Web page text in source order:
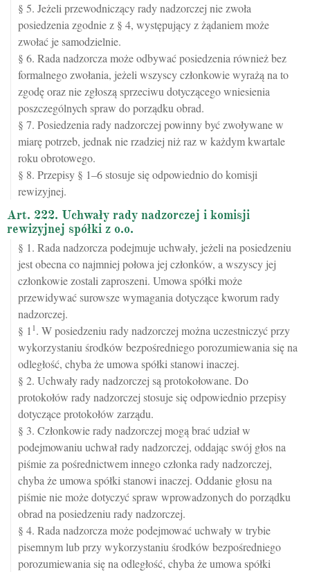
§ 5. Jeżeli przewodniczący rady nadzorczej nie zwoła
posiedzenia zgodnie z § 4, występujący z żądaniem może
zwołać je samodzielnie.
§ 6. Rada nadzorcza może odbywać posiedzenia również bez
formalnego zwołania, jeżeli wszyscy członkowie wyrażą na to
zgodę oraz nie zgłoszą sprzeciwu dotyczącego wniesienia
poszczególnych spraw do porządku obrad.
§ 7. Posiedzenia rady nadzorczej powinny być zwoływane w
miarę potrzeb, jednak nie rzadziej niż raz w każdym kwartale
roku obrotowego.
§ 8. Przepisy § 1–6 stosuje się odpowiednio do komisji
rewizyjnej.
Art. 222. Uchwały rady nadzorczej i komisji
rewizyjnej spółki z o.o.
§ 1. Rada nadzorcza podejmuje uchwały, jeżeli na posiedzeniu
jest obecna co najmniej połowa jej członków, a wszyscy jej
członkowie zostali zaproszeni. Umowa spółki może
przewidywać surowsze wymagania dotyczące kworum rady
nadzorczej.
§ 1 1. W posiedzeniu rady nadzorczej można uczestniczyć przy
wykorzystaniu środków bezpośredniego porozumiewania się na
odległość, chyba że umowa spółki stanowi inaczej.
§ 2. Uchwały rady nadzorczej są protokołowane. Do
protokołów rady nadzorczej stosuje się odpowiednio przepisy
dotyczące protokołów zarządu.
§ 3. Członkowie rady nadzorczej mogą brać udział w
podejmowaniu uchwał rady nadzorczej, oddając swój głos na
piśmie za pośrednictwem innego członka rady nadzorczej,
chyba że umowa spółki stanowi inaczej. Oddanie głosu na
piśmie nie może dotyczyć spraw wprowadzonych do porządku
obrad na posiedzeniu rady nadzorczej.
§ 4. Rada nadzorcza może podejmować uchwały w trybie
pisemnym lub przy wykorzystaniu środków bezpośredniego
porozumiewania się na odległość, chyba że umowa spółki